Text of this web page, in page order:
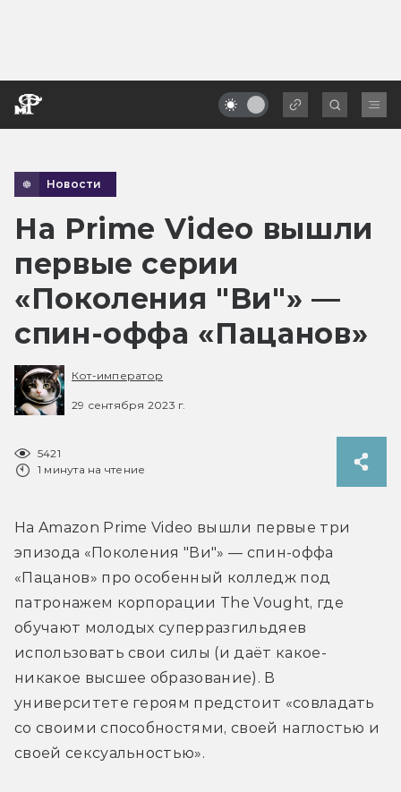
Новости
На Prime Video вышли
первые серии
«Поколения "Ви"» —
спин-оффа «Пацанов»
Кот-император
29 сентября 2023 г.
5421
1 минута на чтение
На Amazon Prime Video вышли первые три
эпизода «Поколения "Ви"» — спин-оффа
«Пацанов» про особенный колледж под
патронажем корпорации The Vought, где
обучают молодых суперразгильдяев
использовать свои силы (и даёт какое-
никакое высшее образование). В
университете героям предстоит «совладать
со своими способностями, своей наглостью и
своей сексуальностью».